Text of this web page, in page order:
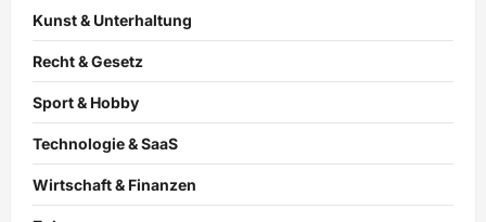
Kunst & Unterhaltung
Recht & Gesetz
Sport & Hobby
Technologie & SaaS
Wirtschaft & Finanzen